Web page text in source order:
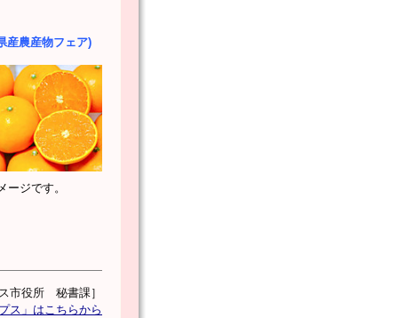
産農産物フェア)
。
市役所 秘書課］
ス」はこちらから